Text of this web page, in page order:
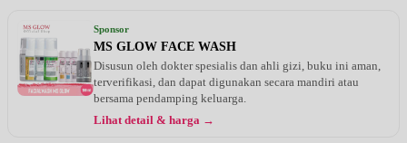
Jam 17:00 - 19:00
UMUM
Jumat, 21/08/2026
Jam 17:00 - 19:00
Sponsor
MS GLOW FACE WASH
Disusun oleh dokter spesialis dan ahli gizi, buku ini aman,
terverifikasi, dan dapat digunakan secara mandiri atau
bersama pendamping keluarga.
Lihat detail & harga →